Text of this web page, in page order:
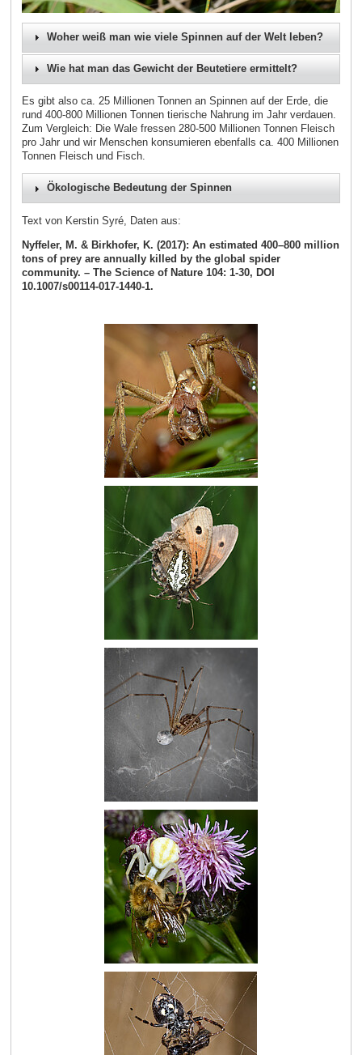
Woher weiß man wie viele Spinnen auf der Welt leben?
Wie hat man das Gewicht der Beutetiere ermittelt?
Es gibt also ca. 25 Millionen Tonnen an Spinnen auf der Erde, die
rund 400-800 Millionen Tonnen tierische Nahrung im Jahr verdauen.
Zum Vergleich: Die Wale fressen 280-500 Millionen Tonnen Fleisch
pro Jahr und wir Menschen konsumieren ebenfalls ca. 400 Millionen
Tonnen Fleisch und Fisch.
Ökologische Bedeutung der Spinnen
Text von Kerstin Syré, Daten aus:
Nyffeler, M. & Birkhofer, K. (2017): An estimated 400–800 million
tons of prey are annually killed by the global spider
community. – The Science of Nature 104: 1-30, DOI
10.1007/s00114-017-1440-1.